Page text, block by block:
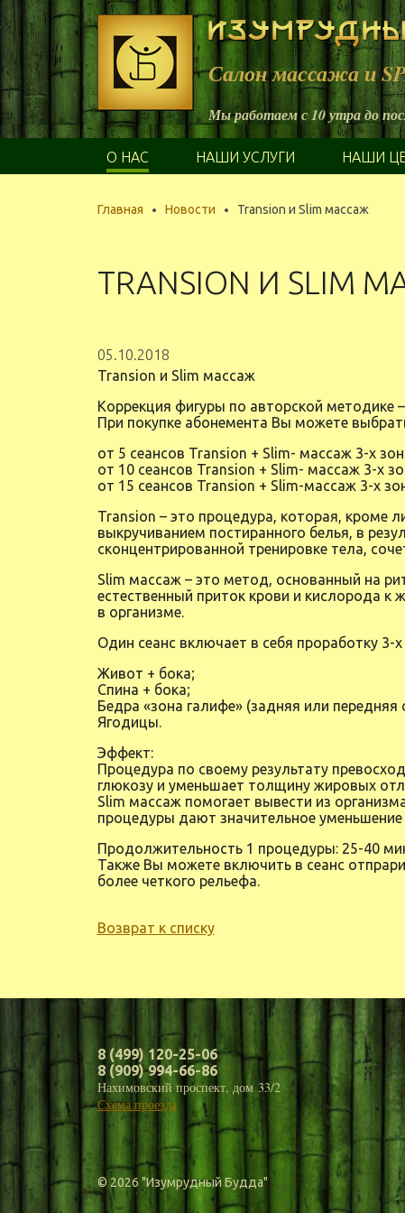
Салон массажа и
Мы работаем с 10 утра до
О НАС НАШИ УСЛУГИ НАШИ
Главная Новости Transion и Slim массаж
TRANSION И SLIM
05.10.2018
Transion и Slim массаж
Коррекция фигуры по авторской методике
При покупке абонемента Вы можете
от 5 сеансов Transion + Slim- массаж 3-х
от 10 сеансов Transion + Slim- массаж 3-х
от 15 сеансов Transion + Slim-массаж 3-х
Transion – это процедура, которая, кроме
выкручиванием постиранного белья, в
сконцентрированной тренировке тела,
Slim массаж – это метод, основанный на
естественный приток крови и кислорода
в организме.
Один сеанс включает в себя проработку 3-
Живот + бока;
Спина + бока;
Бедра «зона галифе» (задняя или передняя
Ягодицы.
Эффект:
Процедура по своему результату
глюкозу и уменьшает толщину жировых
Slim массаж помогает вывести из
процедуры дают значительное
Продолжительность 1 процедуры: 25-40
Также Вы можете включить в сеанс
более четкого рельефа.
Возврат к списку
8 (499) 120-25-06
8 (909) 994-66-86
Нахимовский проспект, дом 33/2
Схема проезда
© 2026 "Изумрудный Будда"